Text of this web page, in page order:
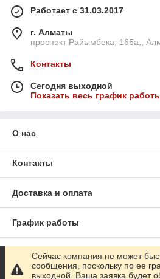
Работает с 31.03.2017
г. Алматы
проспект Райымбека, 165а,,
Контакты
Сегодня выходной
Показать весь график
О нас
Контакты
Доставка и оплата
График работы
Полная версия сайта
Сейчас компания не может
сообщения, поскольку по ее
выходной. Ваша заявка будет